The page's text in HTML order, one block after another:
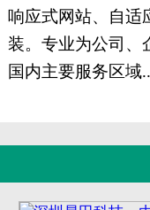
响应式网站、自适
装。专业为公司、
国内主要服务区域